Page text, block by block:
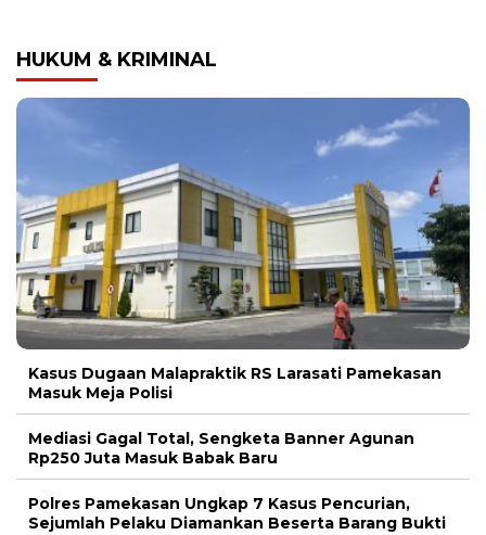
HUKUM & KRIMINAL
Kasus Dugaan Malapraktik RS Larasati Pamekasan
Masuk Meja Polisi
Mediasi Gagal Total, Sengketa Banner Agunan
Rp250 Juta Masuk Babak Baru
Polres Pamekasan Ungkap 7 Kasus Pencurian,
Sejumlah Pelaku Diamankan Beserta Barang Bukti